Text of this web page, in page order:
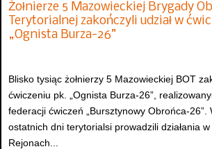
Żołnierze 5 Mazowieckiej Brygady
Terytorialnej zakończyli udział w
„Ognista Burza-26”
Blisko tysiąc żołnierzy 5 Mazowieckiej BOT
ćwiczeniu pk. „Ognista Burza-26”,
federacji ćwiczeń „Bursztynowy Obrońca-26”.
ostatnich dni terytorialsi prowadzili działania w
Rejonach...